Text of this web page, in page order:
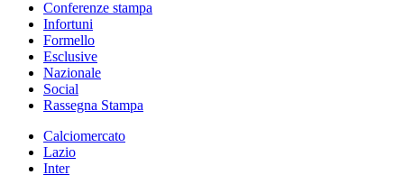
Conferenze stampa
Infortuni
Formello
Esclusive
Nazionale
Social
Rassegna Stampa
Calciomercato
Lazio
Inter